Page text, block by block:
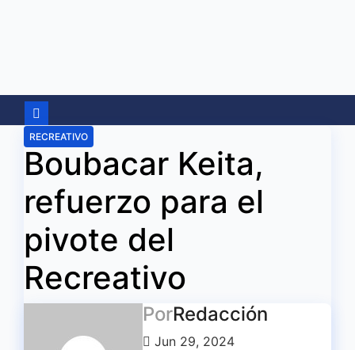
RECREATIVO
Boubacar Keita,
refuerzo para el
pivote del
Recreativo
PorRedacción
Jun 29, 2024